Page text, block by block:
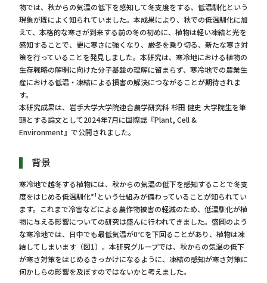
物では、秋からの気温の低下を感知して冬支度をする、低温馴化という
現象が既によく知られていました。本成果により、秋での低温馴化に加
えて、本格的な寒さが到来する前の冬の初めに、植物は軽い凍結と光を
感知することで、更に寒さに強くなり、厳冬を乗り切る、新たな寒さ対
策を行っていることを発見しました。本研究は、寒冷地における植物の
生存戦略の解明に向けた分子基盤の理解に留まらず、寒冷地での農業生
産における低温・凍結による損害の解決につながることが期待されま
す。
本研究成果は、岩手大学大学院連合農学研究科 杉田 健史 大学院生を筆
頭とする論文として2024年7月に国際誌『Plant, Cell &
Environment』で公開されました。
背景
寒冷地で越冬する植物には、秋からの気温の低下を感知することで冬支
度をはじめる低温馴化*¹という仕組みが備わっていることが知られてい
ます。これまで冷害などによる農作物被害の軽減のため、低温馴化が植
物に与える影響についての研究は盛んに行われてきました。盛岡のよう
な寒冷地では、日中でも最低気温が0℃を下回ることがあり、植物は凍
結してしまいます（図1）。本研究グループでは、秋からの気温の低下
が寒さ対策をはじめるきっかけになるように、凍結の感知が寒さ対策に
何かしらの影響を及ぼすのではないかと考えました。